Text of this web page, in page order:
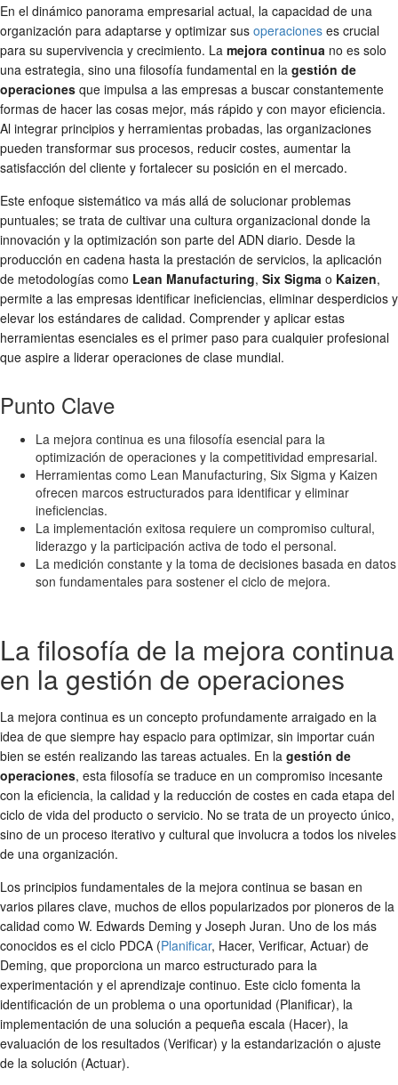
En el dinámico panorama empresarial actual, la capacidad de una
organización para adaptarse y optimizar sus operaciones es crucial
para su supervivencia y crecimiento. La mejora continua no es solo
una estrategia, sino una filosofía fundamental en la gestión de
operaciones que impulsa a las empresas a buscar constantemente
formas de hacer las cosas mejor, más rápido y con mayor eficiencia.
Al integrar principios y herramientas probadas, las organizaciones
pueden transformar sus procesos, reducir costes, aumentar la
satisfacción del cliente y fortalecer su posición en el mercado.
Este enfoque sistemático va más allá de solucionar problemas
puntuales; se trata de cultivar una cultura organizacional donde la
innovación y la optimización son parte del ADN diario. Desde la
producción en cadena hasta la prestación de servicios, la aplicación
de metodologías como Lean Manufacturing, Six Sigma o Kaizen,
permite a las empresas identificar ineficiencias, eliminar desperdicios y
elevar los estándares de calidad. Comprender y aplicar estas
herramientas esenciales es el primer paso para cualquier profesional
que aspire a liderar operaciones de clase mundial.
Punto Clave
La mejora continua es una filosofía esencial para la
optimización de operaciones y la competitividad empresarial.
Herramientas como Lean Manufacturing, Six Sigma y Kaizen
ofrecen marcos estructurados para identificar y eliminar
ineficiencias.
La implementación exitosa requiere un compromiso cultural,
liderazgo y la participación activa de todo el personal.
La medición constante y la toma de decisiones basada en datos
son fundamentales para sostener el ciclo de mejora.
La filosofía de la mejora continua
en la gestión de operaciones
La mejora continua es un concepto profundamente arraigado en la
idea de que siempre hay espacio para optimizar, sin importar cuán
bien se estén realizando las tareas actuales. En la gestión de
operaciones, esta filosofía se traduce en un compromiso incesante
con la eficiencia, la calidad y la reducción de costes en cada etapa del
ciclo de vida del producto o servicio. No se trata de un proyecto único,
sino de un proceso iterativo y cultural que involucra a todos los niveles
de una organización.
Los principios fundamentales de la mejora continua se basan en
varios pilares clave, muchos de ellos popularizados por pioneros de la
calidad como W. Edwards Deming y Joseph Juran. Uno de los más
conocidos es el ciclo PDCA (Planificar, Hacer, Verificar, Actuar) de
Deming, que proporciona un marco estructurado para la
experimentación y el aprendizaje continuo. Este ciclo fomenta la
identificación de un problema o una oportunidad (Planificar), la
implementación de una solución a pequeña escala (Hacer), la
evaluación de los resultados (Verificar) y la estandarización o ajuste
de la solución (Actuar).